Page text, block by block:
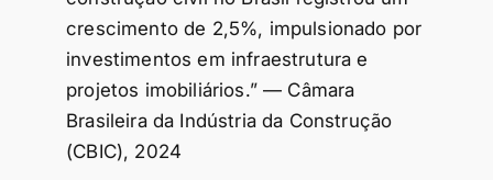
crescimento de 2,5%, impulsionado por
investimentos em infraestrutura e
projetos imobiliários.” — Câmara
Brasileira da Indústria da Construção
(CBIC), 2024